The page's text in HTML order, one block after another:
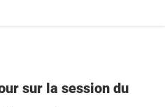
sur la session du